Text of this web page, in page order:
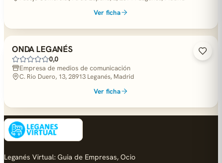
Ver ficha
ONDA LEGANÉS
0,0
Empresa de medios de comunicación
C. Rio Duero, 13, 28913 Leganés, Madrid
Ver ficha
Leganés Virtual: Guia de Empresas, Ocio